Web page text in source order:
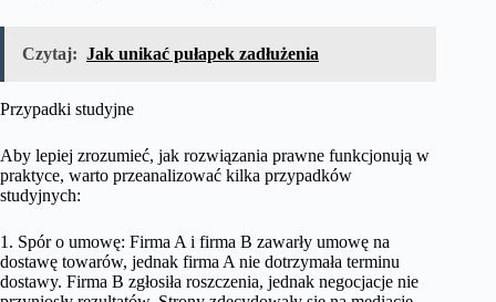
Czytaj: Jak unikać pułapek zadłużenia
Przypadki studyjne
Aby lepiej zrozumieć, jak rozwiązania prawne funkcjonują w
praktyce, warto przeanalizować kilka przypadków
studyjnych:
1. Spór o umowę: Firma A i firma B zawarły umowę na
dostawę towarów, jednak firma A nie dotrzymała terminu
dostawy. Firma B zgłosiła roszczenia, jednak negocjacje nie